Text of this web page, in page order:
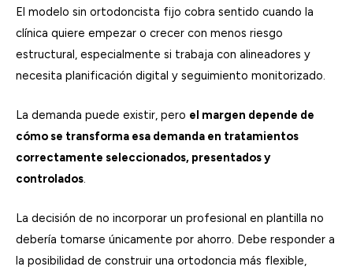
El modelo sin ortodoncista fijo cobra sentido cuando la
clínica quiere empezar o crecer con menos riesgo
estructural, especialmente si trabaja con alineadores y
necesita planificación digital y seguimiento monitorizado.
La demanda puede existir, pero el margen depende de
cómo se transforma esa demanda en tratamientos
correctamente seleccionados, presentados y
controlados.
La decisión de no incorporar un profesional en plantilla no
debería tomarse únicamente por ahorro. Debe responder a
la posibilidad de construir una ortodoncia más flexible,